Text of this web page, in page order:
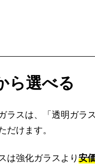
ら選べる
ラスは、「透明ガラ
だけます。
は強化ガラスより安